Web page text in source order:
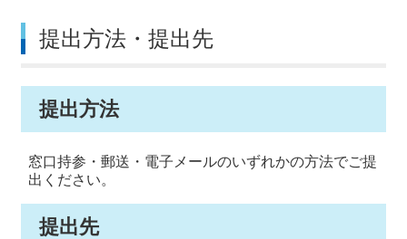
提出方法・提出先
提出方法
窓口持参・郵送・電子メールのいずれかの方法でご提
出ください。
提出先